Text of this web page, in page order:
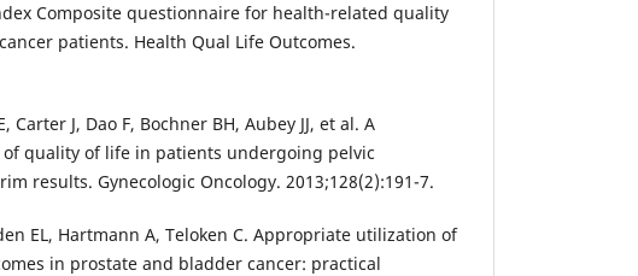
Composite questionnaire for health-related quality
patients. Health Qual Life Outcomes.
Carter J, Dao F, Bochner BH, Aubey JJ, et al. A
quality of life in patients undergoing pelvic
results. Gynecologic Oncology. 2013;128(2):191-7.
EL, Hartmann A, Teloken C. Appropriate utilization of
in prostate and bladder cancer: practical